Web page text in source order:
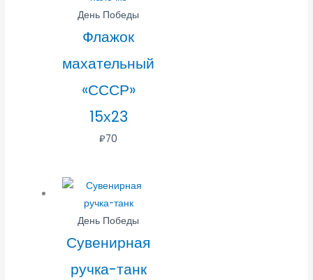
День Победы
Флажок
махательный
«СССР»
15х23
₽70
День Победы
Сувенирная
ручка-танк